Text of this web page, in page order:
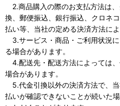
2.商品購入の際のお支払方法は
換、郵便振込、銀行振込、クロネ
払い等、当社の定める決済方法によ
3.サービス・商品・ご利用状況
る場合があります。
4.配送先・配送方法によっては
場合があります。
5.代金引換以外の決済方法で、
払いが確認できないことが続いた